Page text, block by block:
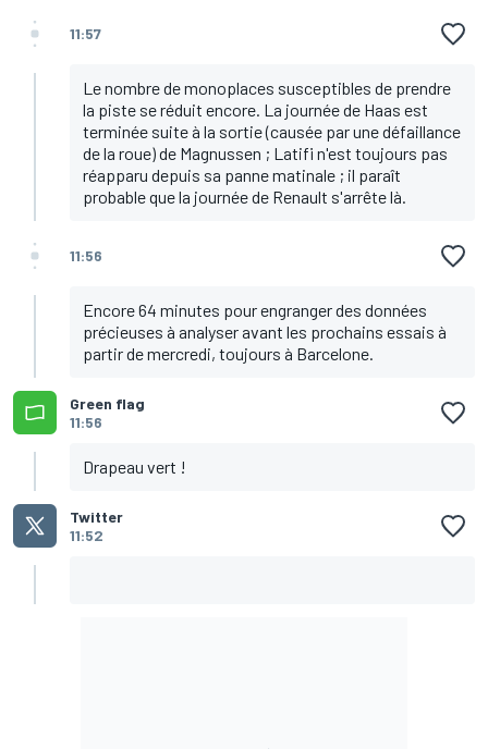
11:57
Le nombre de monoplaces susceptibles de prendre
la piste se réduit encore. La journée de Haas est
terminée suite à la sortie (causée par une défaillance
de la roue) de Magnussen ; Latifi n'est toujours pas
réapparu depuis sa panne matinale ; il paraît
probable que la journée de Renault s'arrête là.
11:56
Encore 64 minutes pour engranger des données
précieuses à analyser avant les prochains essais à
partir de mercredi, toujours à Barcelone.
Green flag
11:56
Drapeau vert !
Twitter
11:52